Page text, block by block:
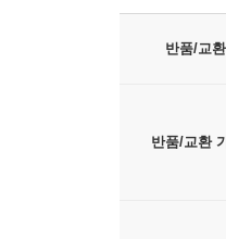
반품/교
반품/교환